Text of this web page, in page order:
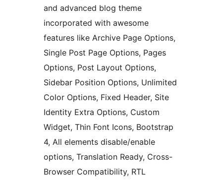
and advanced blog theme
incorporated with awesome
features like Archive Page Options,
Single Post Page Options, Pages
Options, Post Layout Options,
Sidebar Position Options, Unlimited
Color Options, Fixed Header, Site
Identity Extra Options, Custom
Widget, Thin Font Icons, Bootstrap
4, All elements disable/enable
options, Translation Ready, Cross-
Browser Compatibility, RTL